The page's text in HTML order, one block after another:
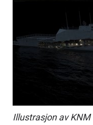
Illustrasjon av